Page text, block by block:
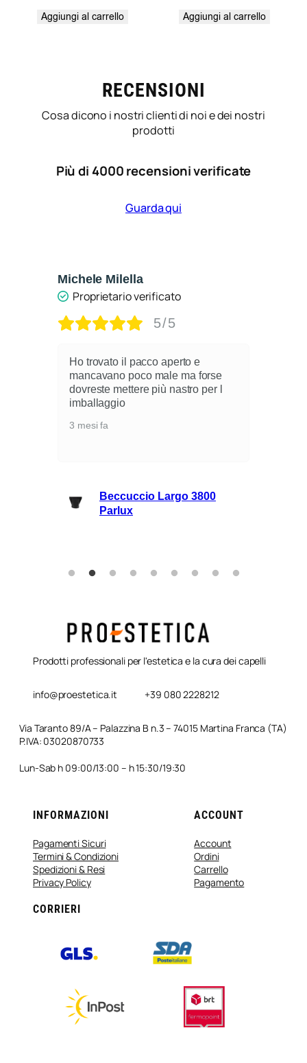
Aggiungi al carrello Aggiungi al carrello
RECENSIONI
Cosa dicono i nostri clienti di noi e dei nostri
prodotti
Più di 4000 recensioni verificate
Guarda qui
verificato
pacco aperto e
poco male ma forse
più nastro per l
Largo 3800
Ottimo prodotto contro
crespo…liscia
mantiene benissimo la
Alpha Sleek
Prodotti professionali per l'estetica e la cura dei capelli
info@proestetica.it +39 080 2228212
Via Taranto 89/A – Palazzina B n.3 – 74015 Martina Franca (TA)
P.IVA: 03020870733
Lun-Sab h 09:00/13:00 – h 15:30/19:30
INFORMAZIONI
Pagamenti Sicuri
Termini & Condizioni
Spedizioni & Resi
Privacy Policy
ACCOUNT
Account
Ordini
Carrello
Pagamento
CORRIERI